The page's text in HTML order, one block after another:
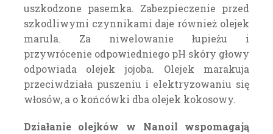
uszkodzone pasemka. Zabezpieczenie przed
szkodliwymi czynnikami daje również olejek
marula. Za niwelowanie łupieżu i
przywrócenie odpowiedniego pH skóry głowy
odpowiada olejek jojoba. Olejek marakuja
przeciwdziała puszeniu i elektryzowaniu się
włosów, a o końcówki dba olejek kokosowy.
Działanie olejków w Nanoil wspomagają